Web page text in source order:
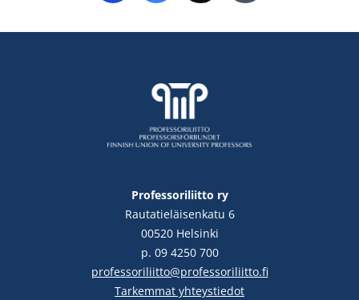
Professoriliitto ry
Rautatieläisenkatu 6
00520 Helsinki
p. 09 4250 700
professoriliitto@professoriliitto.fi
Tarkemmat yhteystiedot